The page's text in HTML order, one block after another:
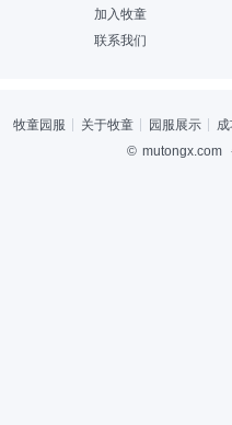
加入牧童
联系我们
牧童园服 关于牧童 园服展示
© mutongx.com